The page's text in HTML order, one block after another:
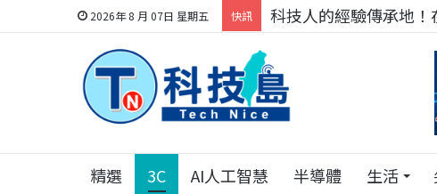
2026年 8 月 07日 星期五 快訊 科技人的經驗傳承地
精選 3C AI人工智慧 半導體 生活